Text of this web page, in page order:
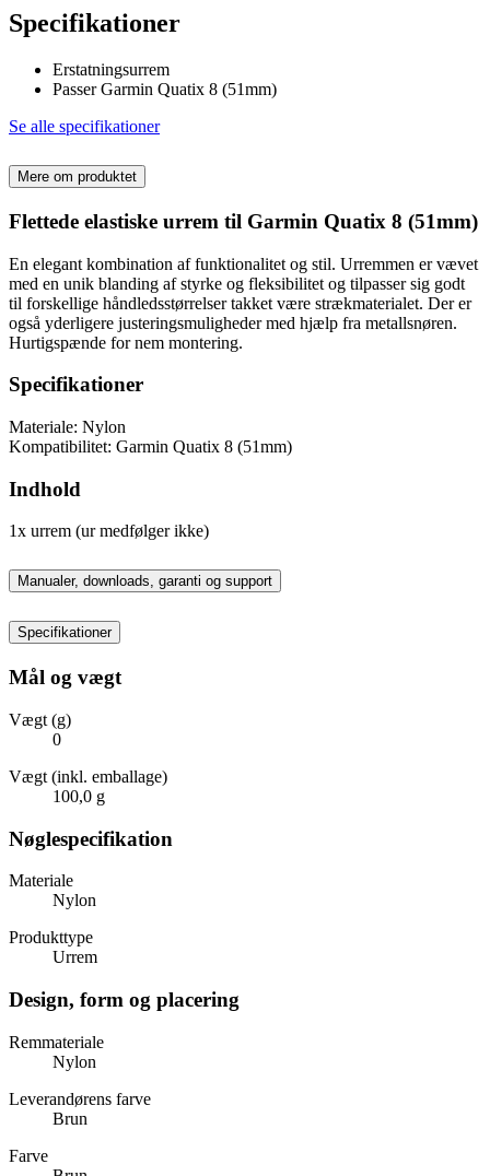
Specifikationer
Erstatningsurrem
Passer Garmin Quatix 8 (51mm)
Se alle specifikationer
Mere om produktet
Flettede elastiske urrem til Garmin Quatix 8 (51mm)
En elegant kombination af funktionalitet og stil. Urremmen er vævet
med en unik blanding af styrke og fleksibilitet og tilpasser sig godt
til forskellige håndledsstørrelser takket være strækmaterialet. Der er
også yderligere justeringsmuligheder med hjælp fra metallsnøren.
Hurtigspænde for nem montering.
Specifikationer
Materiale: Nylon
Kompatibilitet: Garmin Quatix 8 (51mm)
Indhold
1x urrem (ur medfølger ikke)
Manualer, downloads, garanti og support
Specifikationer
Mål og vægt
Vægt (g)
0
Vægt (inkl. emballage)
100,0 g
Nøglespecifikation
Materiale
Nylon
Produkttype
Urrem
Design, form og placering
Remmateriale
Nylon
Leverandørens farve
Brun
Farve